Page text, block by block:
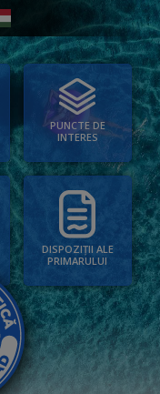
PUNCTE DE
INTERES
DISPOZIȚII ALE
PRIMARULUI